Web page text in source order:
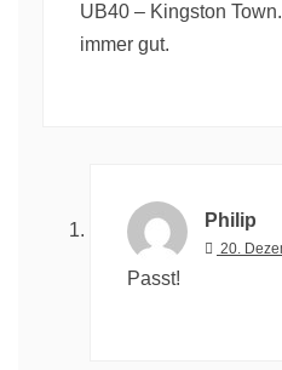
UB40 – Kingston
immer gut.
Philip
20.
Passt!